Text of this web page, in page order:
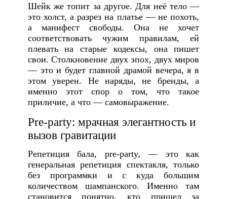
Шейк же топит за другое. Для неё тело —
это холст, а разрез на платье — не похоть,
а манифест свободы. Она не хочет
соответствовать чужим правилам, ей
плевать на старые кодексы, она пишет
свои. Столкновение двух эпох, двух миров
— это и будет главной драмой вечера, я в
этом уверен. Не наряды, не бренды, а
именно этот спор о том, что такое
приличие, а что — самовыражение.
Pre-party: мрачная элегантность и
вызов гравитации
Репетиция бала, pre-party, — это как
генеральная репетиция спектакля, только
без программки и с куда большим
количеством шампанского. Именно там
становится понятно, кто пришел за